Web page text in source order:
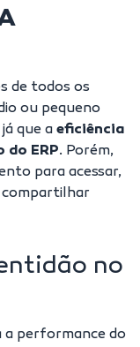
de todos os
ou pequeno
que a eficiência
ERP. Porém,
para acessar,
no
a performance do